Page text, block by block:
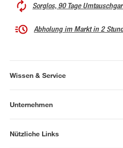
Sorglos, 90 Tage
Abholung im Markt in 2
Wissen & Service
Unternehmen
Nützliche Links